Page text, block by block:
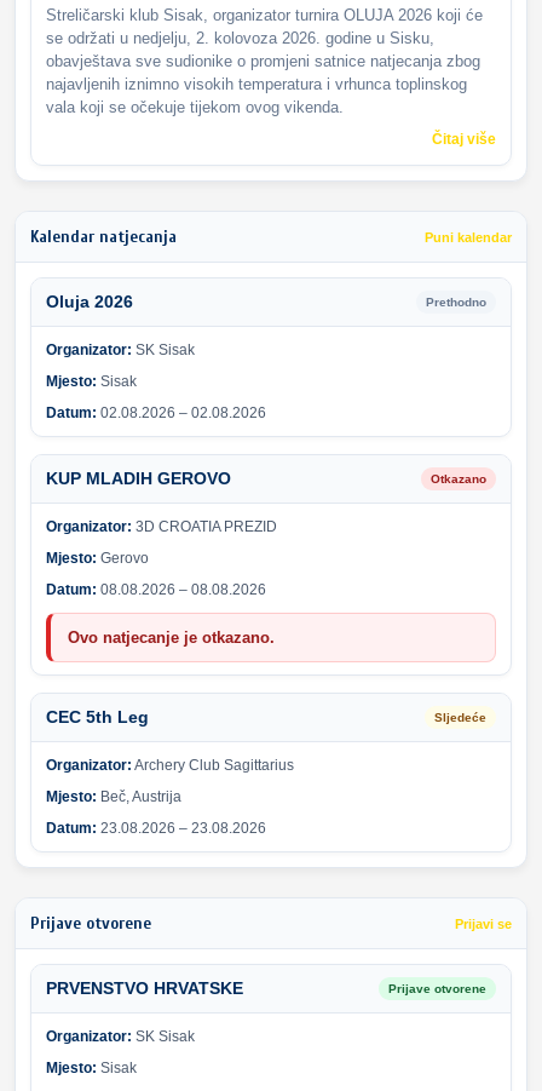
Streličarski klub Sisak, organizator turnira OLUJA 2026 koji će
se održati u nedjelju, 2. kolovoza 2026. godine u Sisku,
obavještava sve sudionike o promjeni satnice natjecanja zbog
najavljenih iznimno visokih temperatura i vrhunca toplinskog
vala koji se očekuje tijekom ovog vikenda.
Čitaj više
Kalendar natjecanja Puni kalendar
Oluja 2026 Prethodno
Organizator: SK Sisak
Mjesto: Sisak
Datum: 02.08.2026 – 02.08.2026
KUP MLADIH GEROVO Otkazano
Organizator: 3D CROATIA PREZID
Mjesto: Gerovo
Datum: 08.08.2026 – 08.08.2026
Ovo natjecanje je otkazano.
CEC 5th Leg Sljedeće
Organizator: Archery Club Sagittarius
Mjesto: Beč, Austrija
Datum: 23.08.2026 – 23.08.2026
Prijave otvorene Prijavi se
PRVENSTVO HRVATSKE Prijave otvorene
Organizator: SK Sisak
Mjesto: Sisak